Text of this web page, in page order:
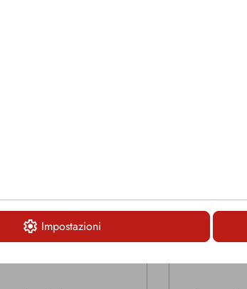
Impostazioni
MAK0015 MAK0016